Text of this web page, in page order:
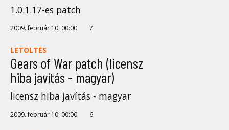
1.0.1.17-es patch
2009. február 10. 00:00 7
LETÖLTÉS
Gears of War patch (licensz
hiba javítás - magyar)
licensz hiba javítás - magyar
2009. február 10. 00:00 6